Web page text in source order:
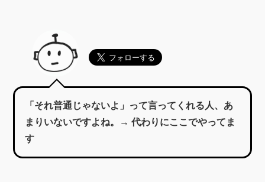
「それ普通じゃないよ」って言ってくれる人、あ
まりいないですよね。→ 代わりにここでやってま
す